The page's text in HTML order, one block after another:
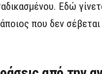
Εδώ
που δεν